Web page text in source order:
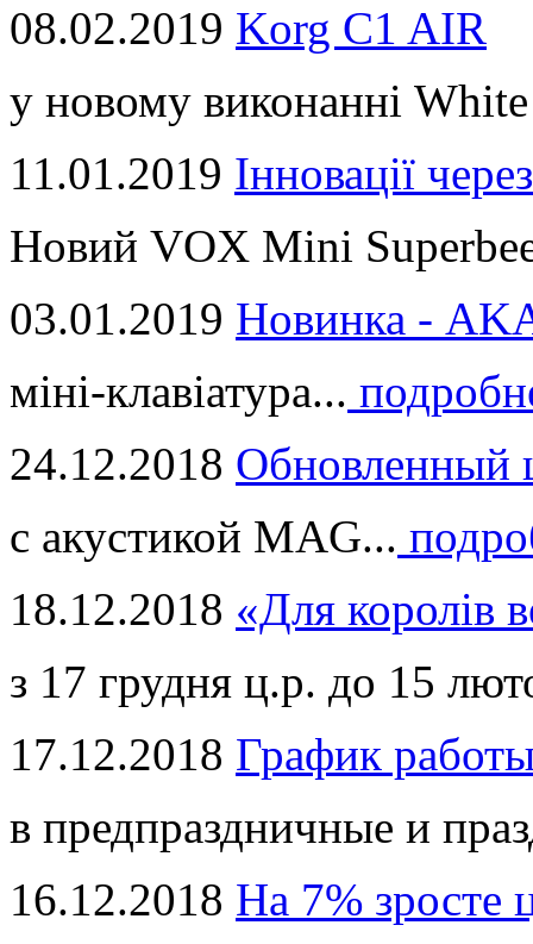
08.02.2019 Korg C1 AIR
у новому виконанні
11.01.2019 Інновації
Новий VOX Mini
03.01.2019 Новинка -
міні-клавіатура...
24.12.2018 Обновленный
с акустикой MAG...
18.12.2018 «Для королів
з 17 грудня ц.р. до 15
17.12.2018 График
в предпраздничные и
16.12.2018 На 7% зросте